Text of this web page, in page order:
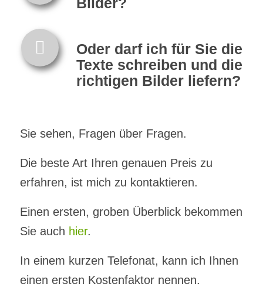
Oder darf ich für Sie die
Texte schreiben und die
richtigen Bilder liefern?
Sie sehen, Fragen über Fragen.
Die beste Art Ihren genauen Preis zu
erfahren, ist mich zu kontaktieren.
Einen ersten, groben Überblick bekommen
Sie auch hier.
In einem kurzen Telefonat, kann ich Ihnen
einen ersten Kostenfaktor nennen.